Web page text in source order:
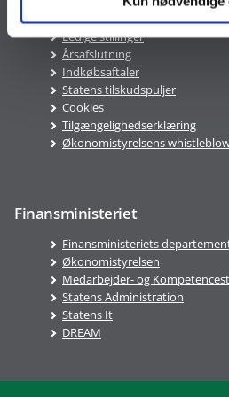
ØAV
Ledige stillinger
Årsafslutning
Indkøbsaftaler
Statens tilskudspuljer
Cookies
Tilgængelighedserklæring
Økonomistyrelsens
Finansministeriet
Finansministeriets
Økonomistyrelsen
Medarbejder- og
Statens Administration
Statens It
DREAM